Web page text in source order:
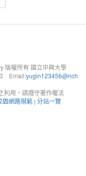
版權所有 國立中興大學
Email:yugin123456@nch
利用，請遵守著作權法
園網路規範 | 分站一覽